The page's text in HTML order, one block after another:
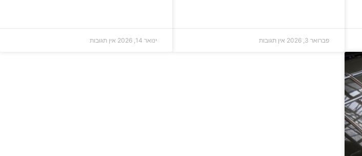
פברואר 3, 2026 אין תגובות ינואר 14, 2026 אין תגובות